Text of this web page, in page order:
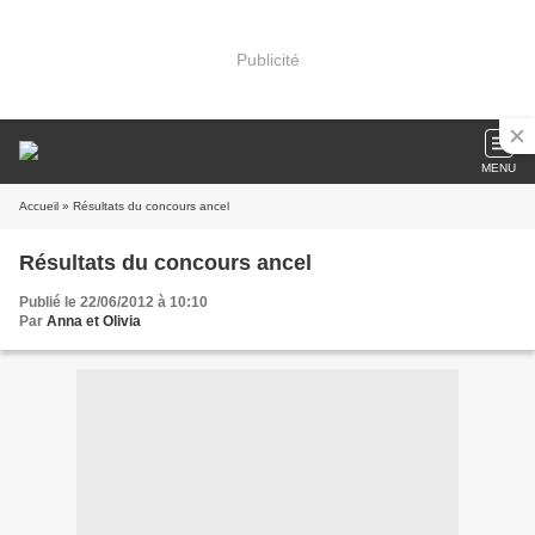
Publicité
MENU
Accueil » Résultats du concours ancel
Résultats du concours ancel
Publié le 22/06/2012 à 10:10
Par Anna et Olivia